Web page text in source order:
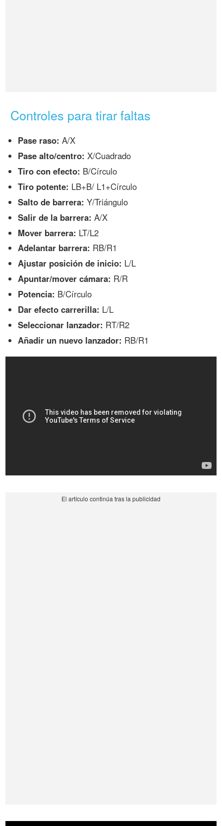
Controles para tirar faltas
Pase raso:A/X
Pase alto/centro:X/Cuadrado
Tiro con efecto: B/Círculo
Tiro potente: LB+B/ L1+Círculo
Salto de barrera:Y/Triángulo
Salir de la barrera:A/X
Mover barrera: LT/L2
Adelantar barrera: RB/R1
Ajustar posición de inicio: L/L
Apuntar/mover cámara: R/R
Potencia: B/Círculo
Dar efecto carrerilla: L/L
Seleccionar lanzador: RT/R2
Añadir un nuevo lanzador: RB/R1